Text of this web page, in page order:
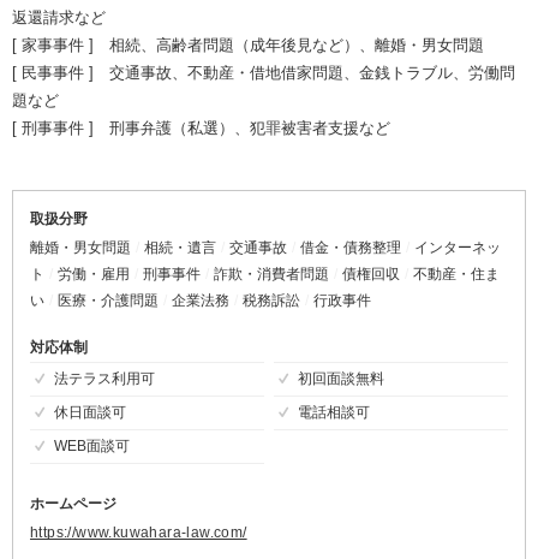
返還請求など
[ 家事事件 ] 相続、高齢者問題（成年後見など）、離婚・男女問題
[ 民事事件 ] 交通事故、不動産・借地借家問題、金銭トラブル、労働問
題など
[ 刑事事件 ] 刑事弁護（私選）、犯罪被害者支援など
取扱分野
離婚・男女問題
相続・遺言 交通事故 借金・債務整理
インターネッ
ト
労働・雇用 刑事事件 詐欺・消費者問題 債権回収
不動産・住ま
い
医療・介護問題 企業法務 税務訴訟 行政事件
対応体制
法テラス利用可
初回面談無料
休日面談可
電話相談可
WEB面談可
ホームページ
https://www.kuwahara-law.com/